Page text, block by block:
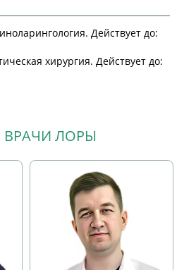
Действует до:
хирургия. Действует до:
ЛОРЫ